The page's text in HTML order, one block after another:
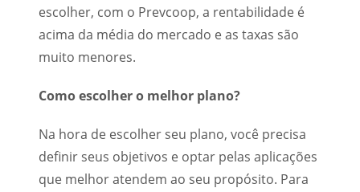
escolher, com o Prevcoop, a rentabilidade é
acima da média do mercado e as taxas são
muito menores.
Como escolher o melhor plano?
Na hora de escolher seu plano, você precisa
definir seus objetivos e optar pelas aplicações
que melhor atendem ao seu propósito. Para